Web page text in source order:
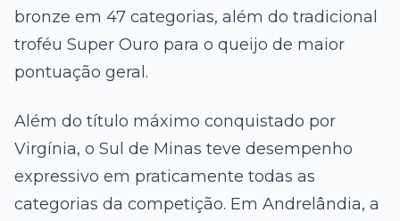
bronze em 47 categorias, além do tradicional
troféu Super Ouro para o queijo de maior
pontuação geral.
Além do título máximo conquistado por
Virgínia, o Sul de Minas teve desempenho
expressivo em praticamente todas as
categorias da competição. Em Andrelândia, a